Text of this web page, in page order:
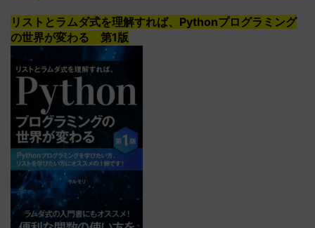
リストとラムダ式を理解すれば、Pythonプログラミング
の世界が変わる 第1版